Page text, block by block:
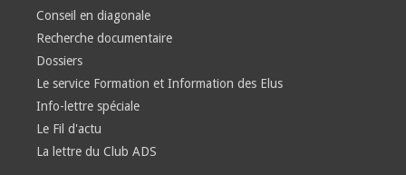
Conseil en diagonale
Recherche documentaire
Dossiers
Le service Formation et Information des Elus
Info-lettre spéciale
Le Fil d'actu
La lettre du Club ADS